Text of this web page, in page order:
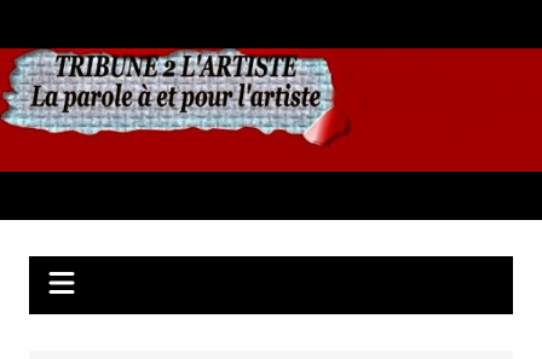
au
contenu